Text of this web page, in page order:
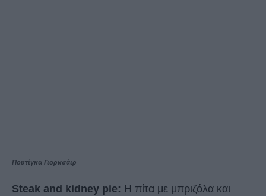
Πουτίγκα Γιορκσάιρ
Steak and kidney pie: Η πίτα με μπριζόλα και